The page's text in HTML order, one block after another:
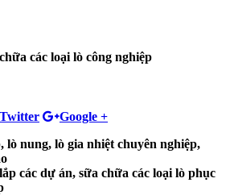
các loại lò công nghiệp
Twitter
Google +
lò nung, lò gia nhiệt chuyên nghiệp,
các dự án, sữa chữa các loại lò phục